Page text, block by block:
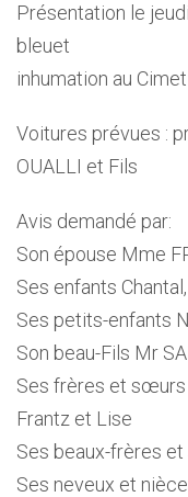
Présentation le
bleuet
inhumation au
Voitures prévues :
OUALLI et Fils
Avis demandé par:
Son épouse Mme
Ses enfants
Ses petits-enfants
Son beau-Fils Mr
Ses frères et sœurs
Frantz et Lise
Ses beaux-frères
Ses neveux et